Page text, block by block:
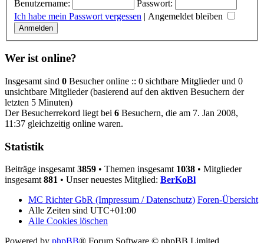
Benutzername:
Passwort:
Ich habe mein Passwort vergessen | Angemeldet bleiben
Wer ist online?
Insgesamt sind 0 Besucher online :: 0 sichtbare Mitglieder und 0
unsichtbare Mitglieder (basierend auf den aktiven Besuchern der
letzten 5 Minuten)
Der Besucherrekord liegt bei 6 Besuchern, die am 7. Jan 2008,
11:37 gleichzeitig online waren.
Statistik
Beiträge insgesamt 3859 • Themen insgesamt 1038 • Mitglieder
insgesamt 881 • Unser neuestes Mitglied: BerKoBl
MC Richter GbR (Impressum / Datenschutz) Foren-Übersicht
Alle Zeiten sind UTC+01:00
Alle Cookies löschen